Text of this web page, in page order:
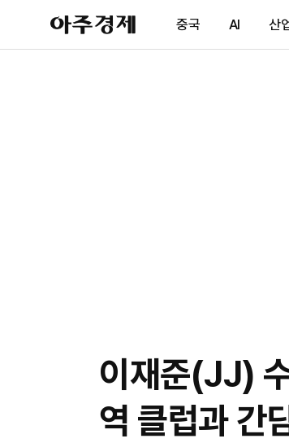
아
주
제
중국 AI 산
이재준(JJ)
역 클럽과 간